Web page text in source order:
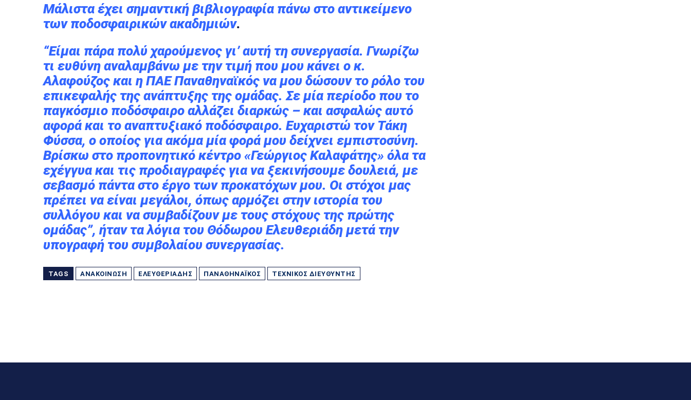
Μάλιστα έχει σημαντική βιβλιογραφία πάνω στο αντικείμενο
των ποδοσφαιρικών ακαδημιών.
“Είμαι πάρα πολύ χαρούμενος γι’ αυτή τη συνεργασία. Γνωρίζω
τι ευθύνη αναλαμβάνω με την τιμή που μου κάνει ο κ.
Αλαφούζος και η ΠΑΕ Παναθηναϊκός να μου δώσουν το ρόλο του
επικεφαλής της ανάπτυξης της ομάδας. Σε μία περίοδο που το
παγκόσμιο ποδόσφαιρο αλλάζει διαρκώς – και ασφαλώς αυτό
αφορά και το αναπτυξιακό ποδόσφαιρο. Ευχαριστώ τον Τάκη
Φύσσα, ο οποίος για ακόμα μία φορά μου δείχνει εμπιστοσύνη.
Βρίσκω στο προπονητικό κέντρο «Γεώργιος Καλαφάτης» όλα τα
εχέγγυα και τις προδιαγραφές για να ξεκινήσουμε δουλειά, με
σεβασμό πάντα στο έργο των προκατόχων μου. Οι στόχοι μας
πρέπει να είναι μεγάλοι, όπως αρμόζει στην ιστορία του
συλλόγου και να συμβαδίζουν με τους στόχους της πρώτης
ομάδας”, ήταν τα λόγια του Θόδωρου Ελευθεριάδη μετά την
υπογραφή του συμβολαίου συνεργασίας.
TAGS ΑΝΑΚΟΊΝΩΣΗ ΕΛΕΥΘΕΡΙΆΔΗΣ ΠΑΝΑΘΗΝΑΪΚΌΣ ΤΕΧΝΙΚΌΣ ΔΙΕΥΘΥΝΤΉΣ